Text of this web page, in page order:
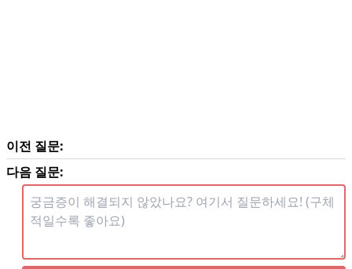
이전 질문:
다음 질문: